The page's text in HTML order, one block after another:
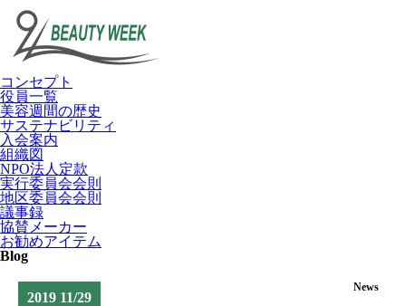
コンセプト
役員一覧
美容週間の歴史
サステナビリティ
入会案内
組織図
NPO法人定款
実行委員会会則
地区委員会会則
議事録
協賛メーカー
お勧めアイテム
Blog
2019 11/29
News